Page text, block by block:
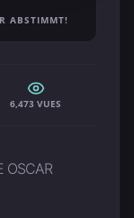
ABSTIMMT!
6,473 VUES
OSCAR